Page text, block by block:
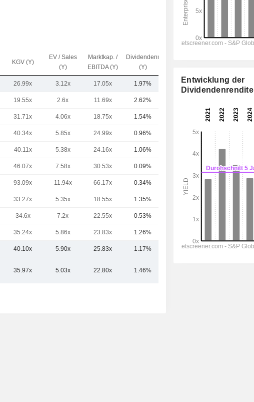
KGV (Y)
EV / Sales
(Y)
Marktkap. /
EBITDA (Y)
Dividendenrendite
(Y)
26.99x 3.12x 17.05x 1.97% 254 Mrd.
19.55x 2.6x 11.69x 2.62%
31.71x 4.06x 18.75x 1.54%
40.34x 5.85x 24.99x 0.96% 174 Mrd.
40.11x 5.38x 24.16x 1.06% 133 Mrd.
46.07x 7.58x 30.53x 0.09%
93.09x 11.94x 66.17x 0.34% 99.89 Mrd.
33.27x 5.35x 18.55x 1.35% 90.63 Mrd.
34.6x 7.2x 22.55x 0.53% 58.41 Mrd.
35.24x 5.86x 23.83x 1.26%
40.10x 5.90x 25.83x 1.17% 144.22 Mrd.
35.97x 5.03x 22.80x 1.46%
Entwicklung der
Dividendenrendite